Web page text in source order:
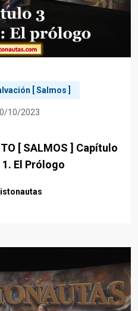
[ Salmos ]
10/2023
[ SALMOS ] Capítulo
El Prólogo